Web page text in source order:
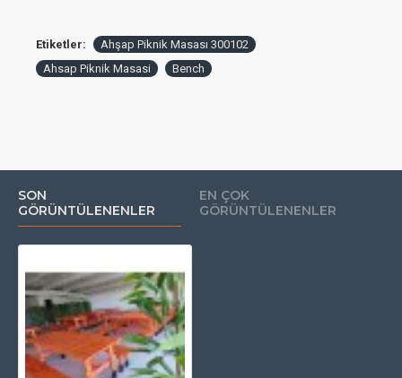
Etiketler:
Ahşap Piknik Masası 300102
Ahsap Piknik Masasi
Bench
SON
GÖRÜNTÜLENENLER
EN ÇOK
GÖRÜNTÜLENENLER